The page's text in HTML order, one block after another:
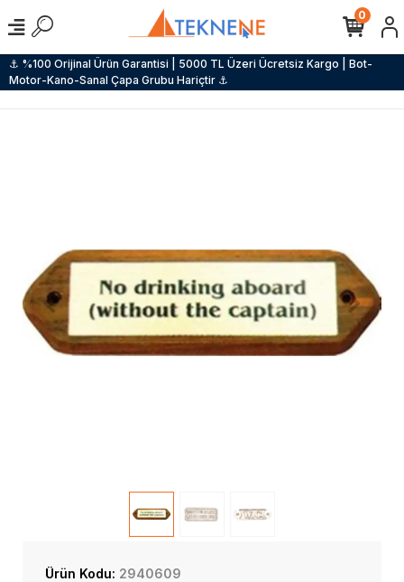
⚓ %100 Orijinal Ürün Garantisi | 5000 TL Üzeri Ücretsiz Kargo | Bot-
Motor-Kano-Sanal Çapa Grubu Hariçtir ⚓
0
Ürün Kodu: 2940609